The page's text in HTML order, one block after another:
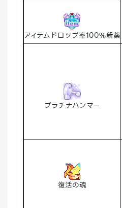
アイテムドロップ率100%新薬
プラチナハンマー
復活の魂